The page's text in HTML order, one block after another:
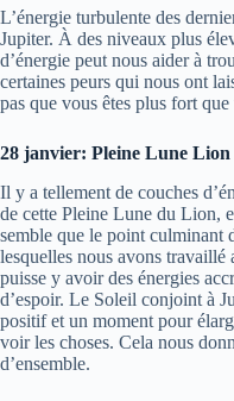
L’énergie turbulente des
Jupiter. À des niveaux plus
d’énergie peut nous aider à
certaines peurs qui nous ont
pas que vous êtes plus fort que
28 janvier: Pleine Lune
Il y a tellement de couches
de cette Pleine Lune du Lion,
semble que le point culminant
lesquelles nous avons
puisse y avoir des énergies
d’espoir. Le Soleil conjoint à
positif et un moment pour
voir les choses. Cela nous
d’ensemble.